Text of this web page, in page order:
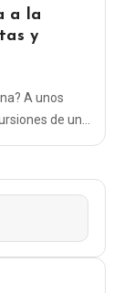
a la
y
A unos
de un